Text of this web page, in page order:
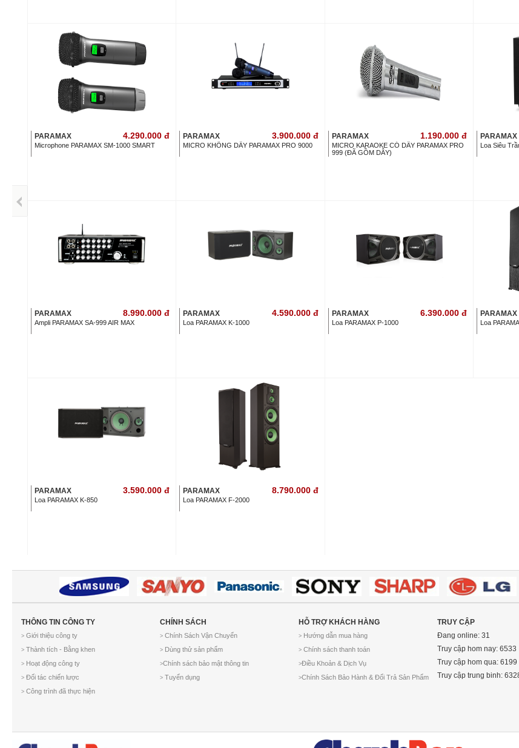
PARAMAX 4.290.000 đ
Microphone PARAMAX SM-1000 SMART
PARAMAX 3.900.000 đ
MICRO KHÔNG DÂY PARAMAX PRO 9000
PARAMAX 1.190.000 đ
MICRO KARAOKE CÓ DÂY PARAMAX PRO
999 (ĐÃ GỒM DÂY)
PARAMAX
Loa Siêu
PARAMAX 8.990.000 đ
Ampli PARAMAX SA-999 AIR MAX
PARAMAX 4.590.000 đ
Loa PARAMAX K-1000
PARAMAX 6.390.000 đ
Loa PARAMAX P-1000
PARAMAX
Loa
PARAMAX 3.590.000 đ
Loa PARAMAX K-850
PARAMAX 8.790.000 đ
Loa PARAMAX F-2000
THÔNG TIN CÔNG TY
> Giới thiệu công ty
> Thành tích - Bằng khen
> Hoạt động công ty
> Đối tác chiến lược
> Công trình đã thực hiện
CHÍNH SÁCH
> Chính Sách Vận Chuyển
> Dùng thử sản phẩm
>Chính sách bảo mật thông tin
> Tuyển dụng
HỖ TRỢ KHÁCH HÀNG
> Hướng dẫn mua hàng
> Chính sách thanh toán
>Điều Khoản & Dịch Vụ
>Chính Sách Bảo Hành & Đổi Trả Sản Phẩm
TRUY CẬP
Đang online: 31
Truy cập hom nay: 6533
Truy cập hom qua: 6199
Truy cập trung binh: